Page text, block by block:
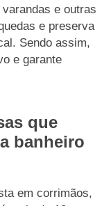
e outras
e preserva
Sendo assim,
e garante
que
banheiro
em corrimãos,